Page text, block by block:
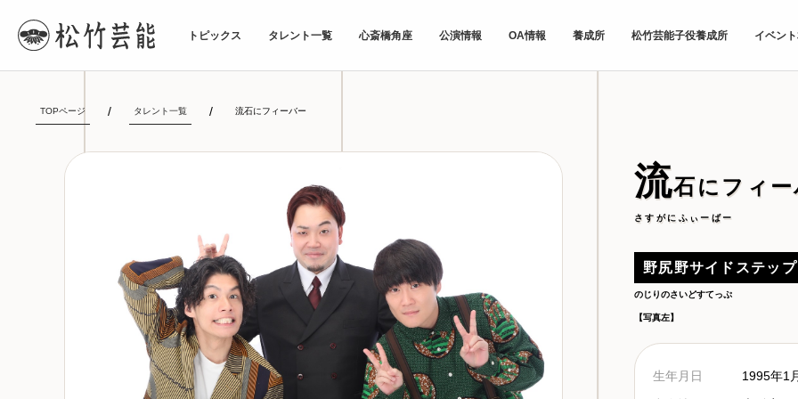
トピックス タレント一覧 心斎橋角座 公演情報 OA情報 養成所 松竹芸能子役養成所 イベン
TOPページ タレント一覧 流石にフィーバー
流石にフィ
さすがにふぃーばー
野尻野サイドステップ
のじりのさいどすてっぷ
【写真左】
生年月日
1995年1